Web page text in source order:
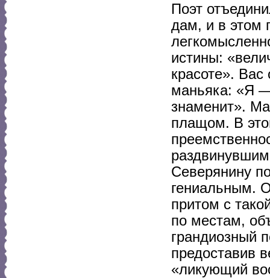
Поэт
дам, и в этом
истины:
красоте». Вас
маньяка: «Я
знаменит».
плащом. В
Северянину
гениальным.
притом с
по местам,
грандиозный
предоставив
«ликующий